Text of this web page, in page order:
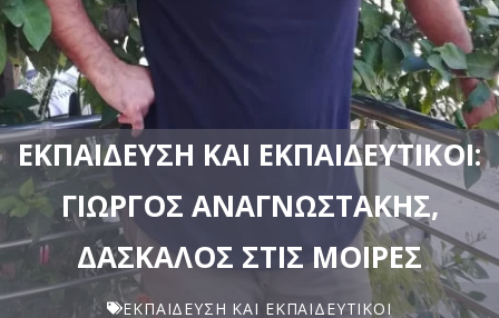
ΕΚΠΑΊΔΕΥΣΗ ΚΑΙ ΕΚΠΑΙΔΕΥΤΙΚΟΊ:
ΓΙΏΡΓΟΣ ΑΝΑΓΝΩΣΤΆΚΗΣ,
ΔΆΣΚΑΛΟΣ ΣΤΙΣ ΜΟΊΡΕΣ
ΕΚΠΑΊΔΕΥΣΗ ΚΑΙ ΕΚΠΑΙΔΕΥΤΙΚΟΊ